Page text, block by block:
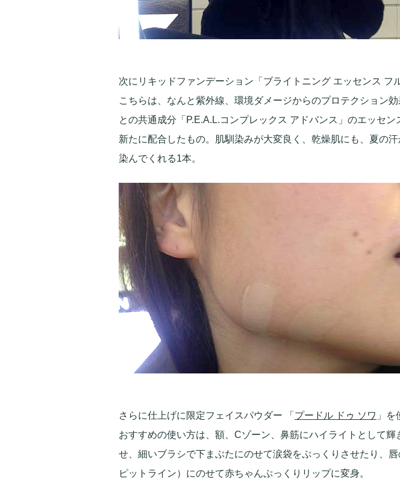
次にリキッドファンデーション「ブライトニング エッセンス フ
こちらは、なんと紫外線、環境ダメージからのプロテクション
との共通成分「P.E.A.L.コンプレックス アドバンス」のエッセ
新たに配合したもの。肌馴染みが大変良く、乾燥肌にも、夏の
染んでくれる1本。
さらに仕上げに限定フェイスパウダー 「 プードル ドゥ ソワ 」を
おすすめの使い方は、額、Cゾーン、鼻筋にハイライトとして輝
せ、細いブラシで下まぶたにのせて涙袋をぷっくりさせたり、
ピットライン）にのせて赤ちゃんぷっくりリップに変身。